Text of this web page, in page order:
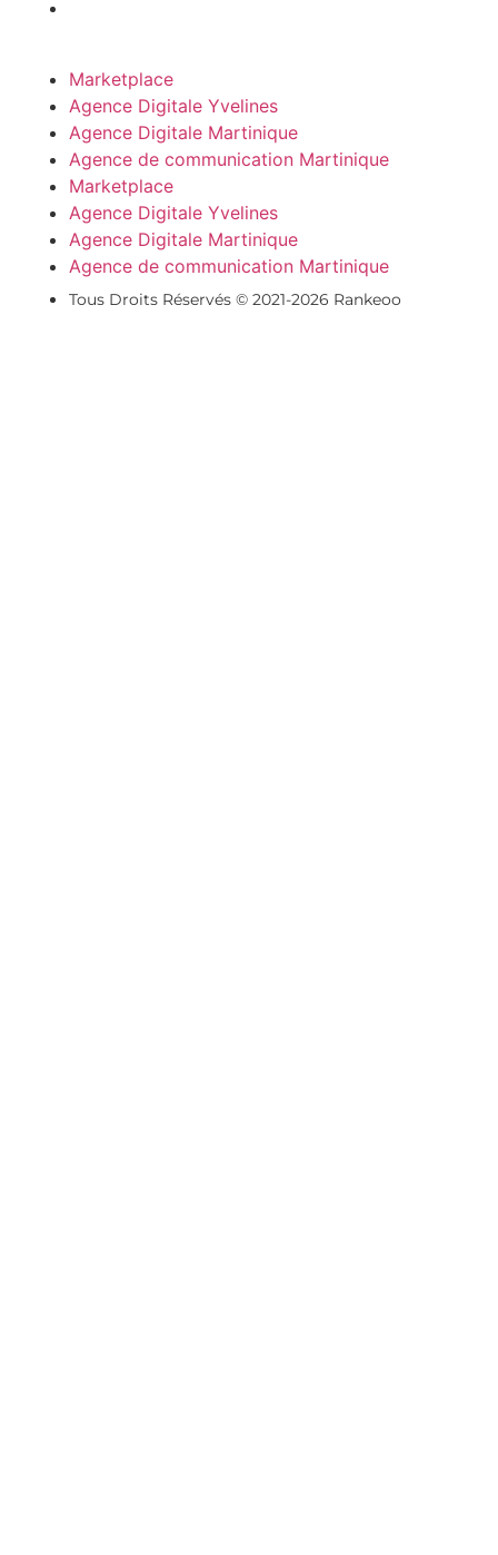
Marketplace
Agence Digitale Yvelines
Agence Digitale Martinique
Agence de communication Martinique
Marketplace
Agence Digitale Yvelines
Agence Digitale Martinique
Agence de communication Martinique
Tous Droits Réservés © 2021-2026 Rankeoo